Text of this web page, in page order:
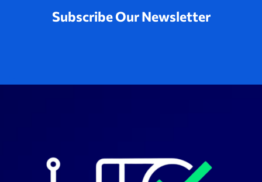
Subscribe Our Newsletter